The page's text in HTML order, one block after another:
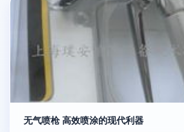
无气喷枪 高效喷涂的现代利器